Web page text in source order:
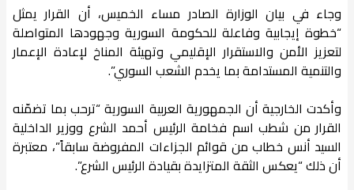
وجاء في بيان الوزارة الصادر مساء الخميس، أن القرار يمثل
“خطوة إيجابية وفاعلة للحكومة السورية وجهودها المتواصلة
لتعزيز الأمن والاستقرار الإقليمي وتهيئة المناخ لإعادة الإعمار
والتنمية المستدامة بما يخدم الشعب السوري”.
وأكدت الخارجية أن الجمهورية العربية السورية “ترحب بما تضمّنه
القرار من شطب اسم فخامة الرئيس أحمد الشرع ووزير الداخلية
السيد أنس خطاب من قوائم الجزاءات المفروضة سابقاً”، معتبرة
أن ذلك “يعكس الثقة المتزايدة بقيادة الرئيس الشرع”.